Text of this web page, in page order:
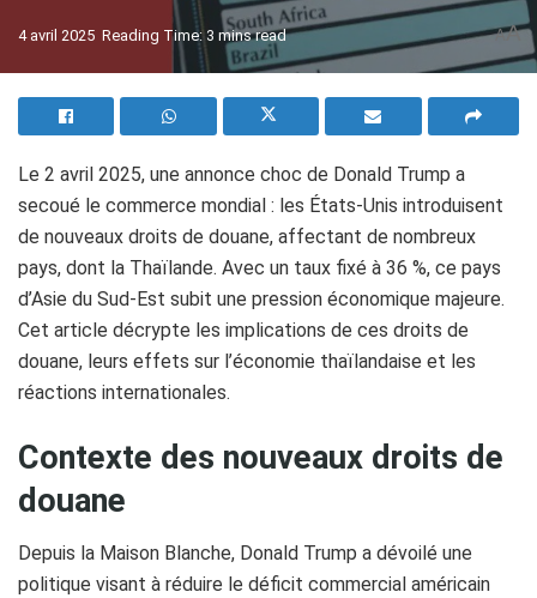
4 avril 2025 Reading Time: 3 mins read AA
Le 2 avril 2025, une annonce choc de Donald Trump a
secoué le commerce mondial : les États-Unis introduisent
de nouveaux droits de douane, affectant de nombreux
pays, dont la Thaïlande. Avec un taux fixé à 36 %, ce pays
d’Asie du Sud-Est subit une pression économique majeure.
Cet article décrypte les implications de ces droits de
douane, leurs effets sur l’économie thaïlandaise et les
réactions internationales.
Contexte des nouveaux droits de
douane
Depuis la Maison Blanche, Donald Trump a dévoilé une
politique visant à réduire le déficit commercial américain